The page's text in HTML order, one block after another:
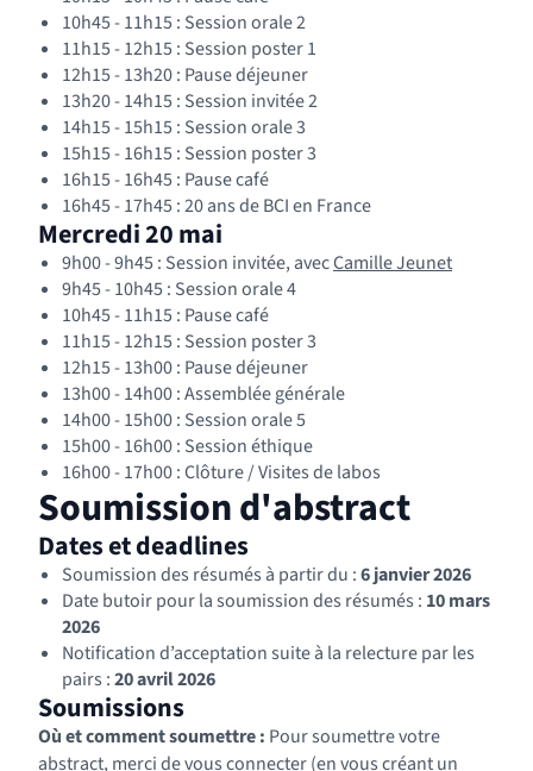
10h45 - 11h15 : Session orale 2
11h15 - 12h15 : Session poster 1
12h15 - 13h20 : Pause déjeuner
13h20 - 14h15 : Session invitée 2
14h15 - 15h15 : Session orale 3
15h15 - 16h15 : Session poster 3
16h15 - 16h45 : Pause café
16h45 - 17h45 : 20 ans de BCI en France
Mercredi 20 mai
9h00 - 9h45 : Session invitée, avecCamille Jeunet(nouvelle
9h45 - 10h45 : Session orale 4
10h45 - 11h15 : Pause café
11h15 - 12h15 : Session poster 3
12h15 - 13h00 : Pause déjeuner
13h00 - 14h00 : Assemblée générale
14h00 - 15h00 : Session orale 5
15h00 - 16h00 : Session éthique
16h00 - 17h00 : Clôture / Visites de labos
Soumission d'abstract
Dates et deadlines
Soumission des résumés à partir du :6 janvier 2026
Date butoir pour la soumission des résumés : 10 mars
2026
Notification d’acceptation suite à la relecture par les
pairs :20 avril 2026
Soumissions
Où et comment soumettre : Pour soumettre votre
abstract, merci de vous connecter (en vous créant un